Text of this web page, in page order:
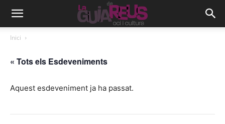
Inici
« Tots els Esdeveniments
Aquest esdeveniment ja ha passat.